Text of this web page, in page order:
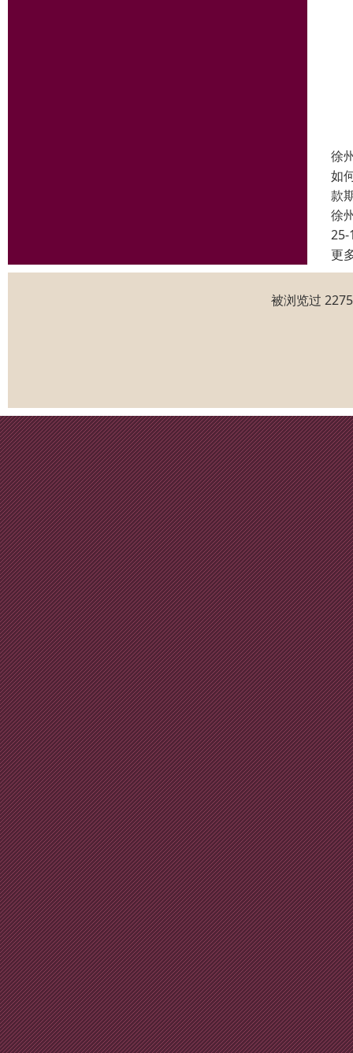
徐
如
款
徐
25-
更
被浏览过